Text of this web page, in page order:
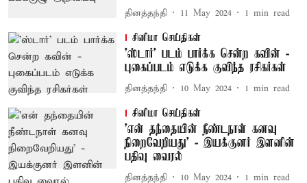
தினத்தந்தி 11 May 2024 1 min read
சினிமா செய்திகள்
'ஸ்டார்' படம் பார்க்க சென்ற கவின் -
புகைப்படம் எடுக்க குவிந்த ரசிகர்கள்
தினத்தந்தி 10 May 2024 1 min read
சினிமா செய்திகள்
'என் தந்தையின் நீண்டநாள் கனவு
நிறைவேறியது' - இயக்குனர் இளனின்
பதிவு வைரல்
தினத்தந்தி 10 May 2024 1 min read